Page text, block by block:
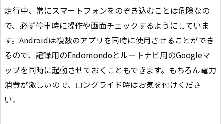
走行中、常にスマートフォンをのぞき込むことは危険なの
で、必ず停車時に操作や画面チェックするようにしていま
す。Androidは複数のアプリを同時に使用させることができ
るので、記録用のEndomondoとルートナビ用のGoogleマ
ップを同時に起動させておくこともできます。もちろん電力
消費が激しいので、ロングライド時はお気を付けくださ
い。